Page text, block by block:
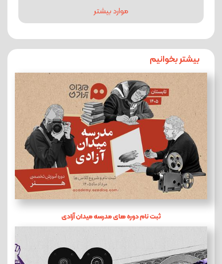
موارد بیشتر
بیشتر بخوانیم
ثبت نام دوره های مدرسه میدان آزادی